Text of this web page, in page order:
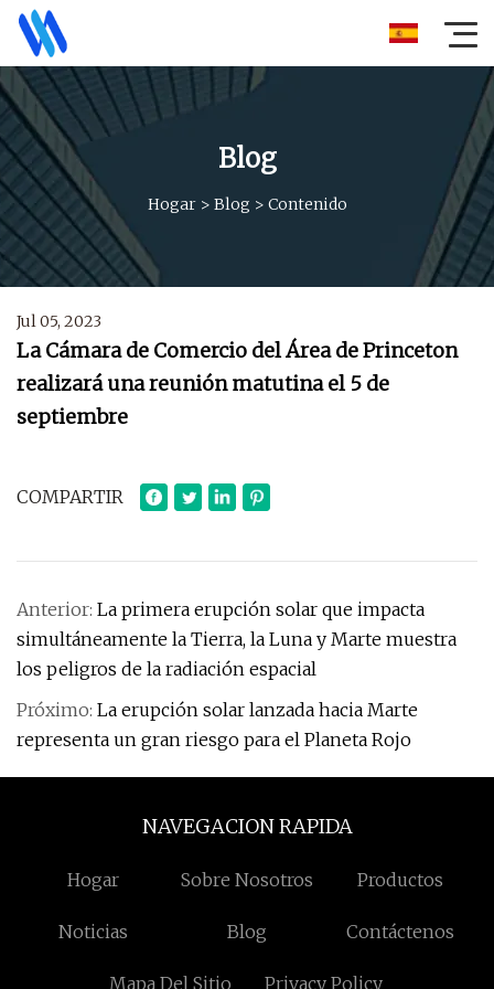
Blog
Hogar> Blog > Contenido
Jul 05, 2023
La Cámara de Comercio del Área de Princeton
realizará una reunión matutina el 5 de
septiembre
COMPARTIR
Anterior: La primera erupción solar que impacta
simultáneamente la Tierra, la Luna y Marte muestra
los peligros de la radiación espacial
Próximo: La erupción solar lanzada hacia Marte
representa un gran riesgo para el Planeta Rojo
NAVEGACION RAPIDA
Hogar Sobre Nosotros Productos
Noticias Blog Contáctenos
Mapa Del Sitio Privacy Policy